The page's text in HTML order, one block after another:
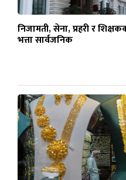
निजामती, सेना, प्रहरी र
भत्ता सार्वजनिक